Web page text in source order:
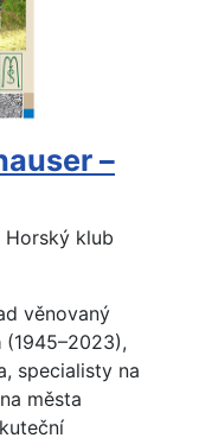
–
Horský klub
věnovaný
(1945–2023),
specialisty na
města